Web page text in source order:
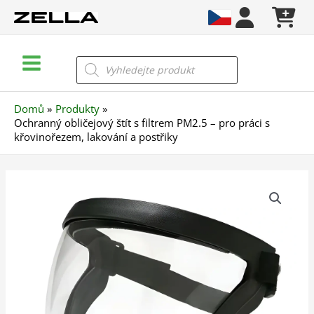
Menu
Products
search
Domů
Produkty
Ochranný obličejový štít s filtrem PM2.5 – pro práci s
křovinořezem, lakování a postřiky